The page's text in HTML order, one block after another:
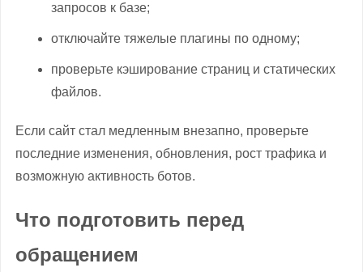
запросов к базе;
отключайте тяжелые плагины по одному;
проверьте кэширование страниц и статических
файлов.
Если сайт стал медленным внезапно, проверьте
последние изменения, обновления, рост трафика и
возможную активность ботов.
Что подготовить перед
обращением